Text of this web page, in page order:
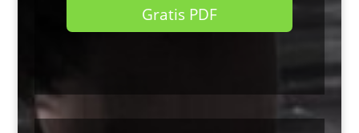
Gratis PDF